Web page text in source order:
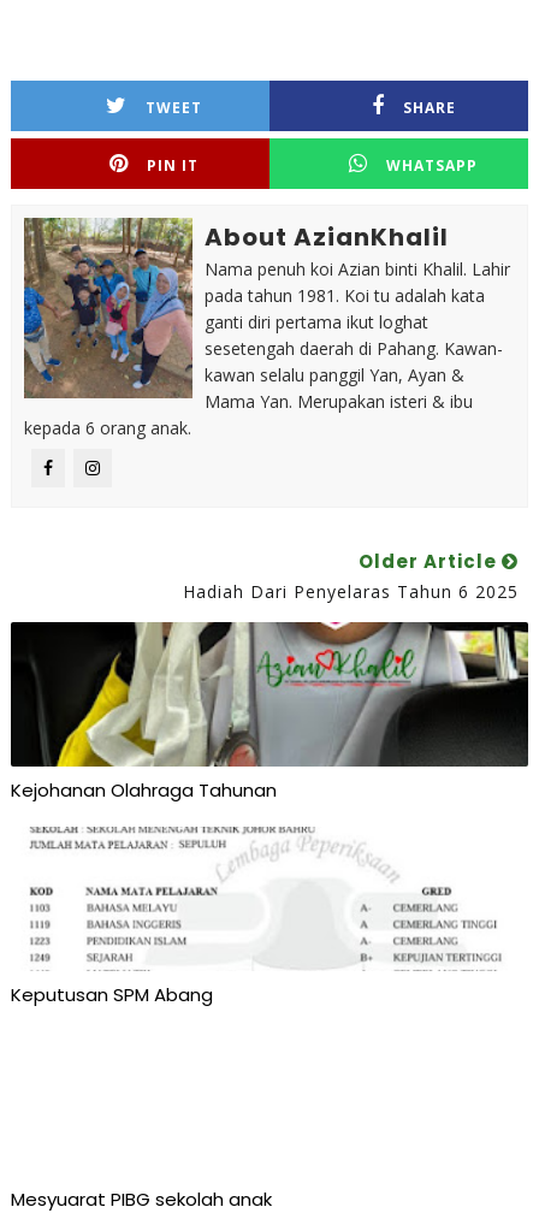
TWEET SHARE
PIN IT WHATSAPP
About AzianKhalil
Nama penuh koi Azian binti Khalil. Lahir
pada tahun 1981. Koi tu adalah kata
ganti diri pertama ikut loghat
sesetengah daerah di Pahang. Kawan-
kawan selalu panggil Yan, Ayan &
Mama Yan. Merupakan isteri & ibu
kepada 6 orang anak.
Older Article
Hadiah Dari Penyelaras Tahun 6 2025
Kejohanan Olahraga Tahunan
Keputusan SPM Abang
Mesyuarat PIBG sekolah anak